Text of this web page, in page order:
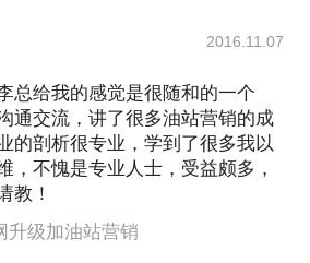
解决一个小问题。请把你的问题
做更精确的准备，提升见面效
面积油荒，更是让民营站的经营
营者放弃油站，进一步加速了桶
经营困难的局面一直延续到2014
发现，整个加油站行业一直处在
政策的不停变化，让从业者更多
问题。因为毛利空间极小，无法
，造成了整个行业营销内容的缺
员分享： 加油站营销的前世今
营销 [加油站+互联网]的解决方案
2016.11.07
总给我的感觉是很随和的一个
通交流，讲了很多油站营销的成
的剖析很专业，学到了很多我以
，不愧是专业人士，受益颇多，
教！
升级加油站营销